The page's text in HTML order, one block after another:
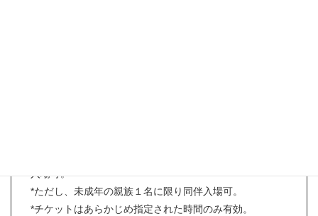
入場可。
*ただし、未成年の親族１名に限り同伴入場可。
*チケットはあらかじめ指定された時間のみ有効。